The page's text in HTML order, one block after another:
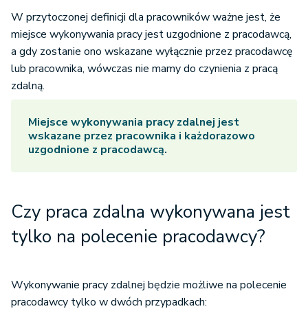
W przytoczonej definicji dla pracowników ważne jest, że
miejsce wykonywania pracy jest uzgodnione z pracodawcą,
a gdy zostanie ono wskazane wyłącznie przez pracodawcę
lub pracownika, wówczas nie mamy do czynienia z pracą
zdalną.
Miejsce wykonywania pracy zdalnej jest
wskazane przez pracownika i każdorazowo
uzgodnione z pracodawcą.
Czy praca zdalna wykonywana jest
tylko na polecenie pracodawcy?
Wykonywanie pracy zdalnej będzie możliwe na polecenie
pracodawcy tylko w dwóch przypadkach: